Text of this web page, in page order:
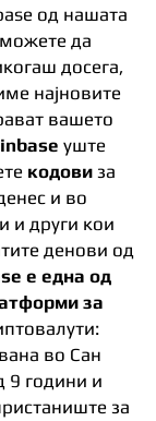
од нашата
да
досега,
најновите
вашето
уште
кодовиза
и во
и други кои
денови од
е една од
за
во Сан
9 години и
за